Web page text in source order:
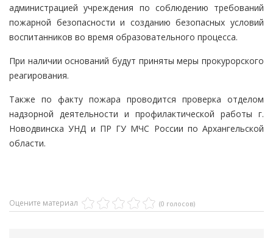
администрацией учреждения по соблюдению требований
пожарной безопасности и созданию безопасных условий
воспитанников во время образовательного процесса.
При наличии оснований будут приняты меры прокурорского
реагирования.
Также по факту пожара проводится проверка отделом
надзорной деятельности и профилактической работы г.
Новодвинска УНД и ПР ГУ МЧС России по Архангельской
области.
Оцените материал (0 голосов)